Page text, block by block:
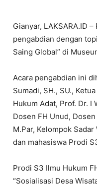
Gianyar, LAKSARA.ID
pengabdian dengan
Saing Global” di
Acara pengabdian ini
Sumadi, SH., SU.,
Hukum Adat, Prof. Dr. I
Dosen FH Unud,
M.Par, Kelompok
dan mahasiswa Prodi
Prodi S3 Ilmu Hukum
“Sosialisasi Desa